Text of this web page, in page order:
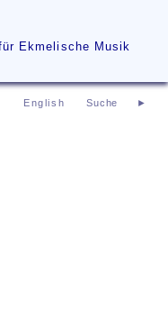
Ekmelische Musik
English